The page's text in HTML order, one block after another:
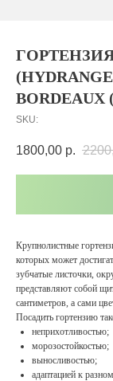
SKU:
1800,00 р.
Крупнолистные
которых может
зубчатые листочки,
представляют собой
сантиметров, а сами
Посадить гортензию
неприхотливостью;
морозостойкостью;
выносливостью;
адаптацией к